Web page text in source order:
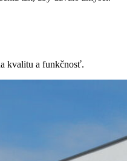
kvalitu a funkčnosť.